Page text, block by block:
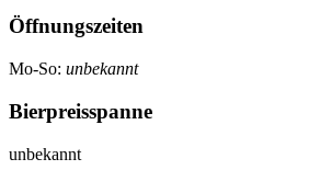
Öffnungszeiten
Mo-So: unbekannt
Bierpreisspanne
unbekannt